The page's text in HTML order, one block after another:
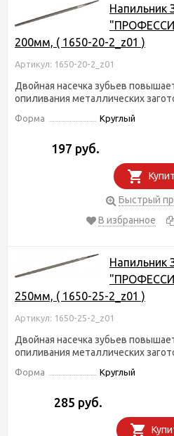
Напильник
200мм, ( 1650-20-2_z01 )
Артикул: 1650-20-2_z01
Двойная насечка зубьев
опиливания металлических
Форма Круглый
197 руб.
Быстрый
В избранное
Напильник
250мм, ( 1650-25-2_z01 )
Артикул: 1650-25-2_z01
Двойная насечка зубьев
опиливания металлических
Форма Круглый
285 руб.